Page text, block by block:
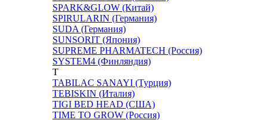
SPARK&GLOW (Китай)
SPIRULARIN (Германия)
SUDA (Германия)
SUNSORIT (Япония)
SUPREME PHARMATECH (Россия)
SYSTEM4 (Финляндия)
T
TABILAC SANAYI (Турция)
TEBISKIN (Италия)
TIGI BED HEAD (США)
TIME TO GROW (Россия)